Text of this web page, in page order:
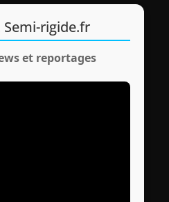
Semi-rigide.fr
et reportages